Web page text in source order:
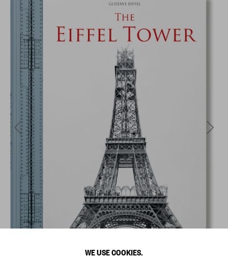
WE USE COOKIES.